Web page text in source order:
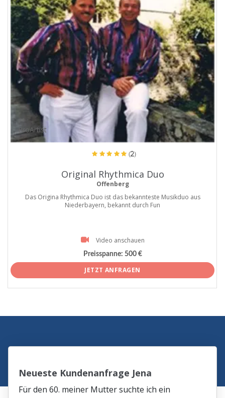
ProArtist
(2)
Original Rhythmica Duo
Offenberg
Das Origina Rhythmica Duo ist das bekannteste Musikduo aus
Niederbayern, bekannt durch Fun
Video anschauen
Preisspanne: 500 €
JETZT ANFRAGEN
Neueste Kundenanfrage Jena
Für den 60. meiner Mutter suchte ich ein